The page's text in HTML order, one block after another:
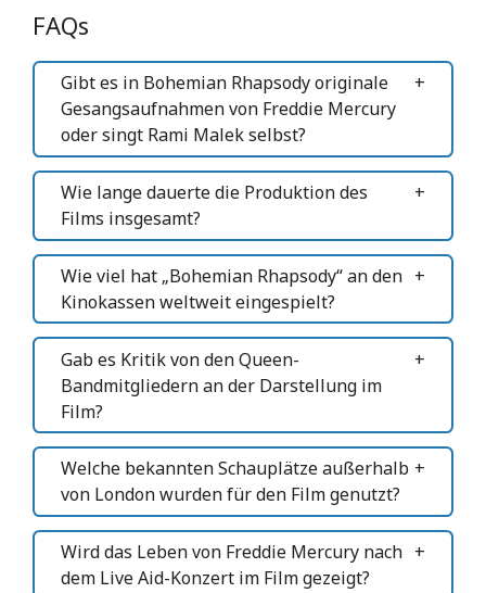
FAQs
Gibt es in Bohemian Rhapsody originale
Gesangsaufnahmen von Freddie Mercury
oder singt Rami Malek selbst?
Wie lange dauerte die Produktion des
Films insgesamt?
Wie viel hat „Bohemian Rhapsody“ an den
Kinokassen weltweit eingespielt?
Gab es Kritik von den Queen-
Bandmitgliedern an der Darstellung im
Film?
Welche bekannten Schauplätze außerhalb
von London wurden für den Film genutzt?
Wird das Leben von Freddie Mercury nach
dem Live Aid-Konzert im Film gezeigt?